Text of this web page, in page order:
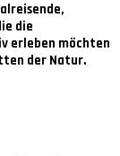
die
erleben möchten
der Natur.